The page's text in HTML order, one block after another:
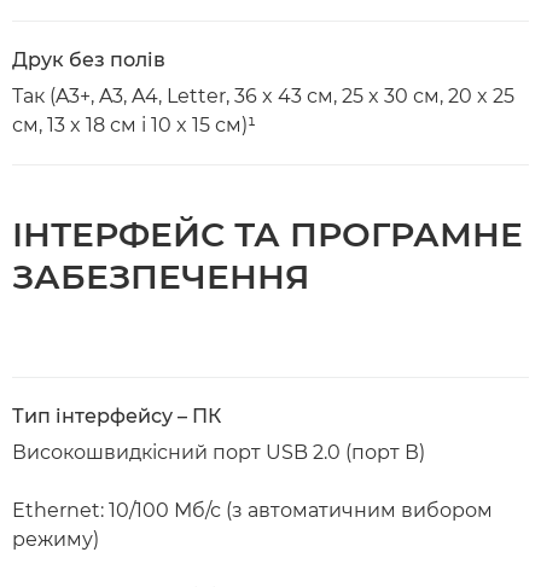
Друк без полів
Так (A3+, A3, A4, Letter, 36 x 43 см, 25 x 30 см, 20 x 25
см, 13 x 18 см і 10 x 15 см)¹
ІНТЕРФЕЙС ТА ПРОГРАМНЕ
ЗАБЕЗПЕЧЕННЯ
Тип інтерфейсу – ПК
Високошвидкісний порт USB 2.0 (порт В)
Ethernet: 10/100 Мб/с (з автоматичним вибором
режиму)